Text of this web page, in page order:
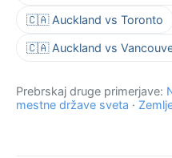
🇨🇦 Auckland vs Toronto
🇨🇦 Auckland vs
Prebrskaj druge primerjave:
mestne države sveta ·